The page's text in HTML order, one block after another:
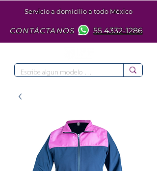
Servicio a domicilio a todo México
CONTÁCTANOS 55 4332-1286